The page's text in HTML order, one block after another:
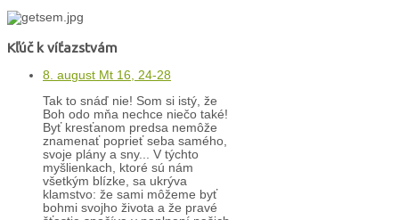
Kľúč k víťazstvám
8. august Mt 16, 24-28
Tak to snáď nie! Som si istý, že
Boh odo mňa nechce niečo také!
Byť kresťanom predsa nemôže
znamenať poprieť seba samého,
svoje plány a sny... V týchto
myšlienkach, ktoré sú nám
všetkým blízke, sa ukrýva
klamstvo: že sami môžeme byť
bohmi svojho života a že pravé